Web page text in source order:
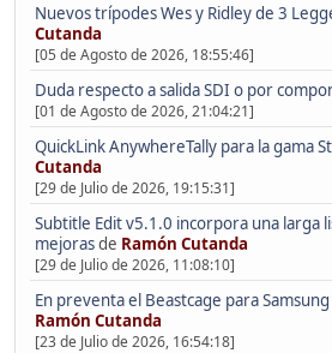
Nuevos trípodes Wes y Ridley de 3
Cutanda
[05 de Agosto de 2026, 18:55:46]
Duda respecto a salida SDI o por
[01 de Agosto de 2026, 21:04:21]
QuickLink AnywhereTally para la gama
Cutanda
[29 de Julio de 2026, 19:15:31]
Subtitle Edit v5.1.0 incorpora una larga
mejorasde Ramón Cutanda
[29 de Julio de 2026, 11:08:10]
En preventa el Beastcage para
Ramón Cutanda
[23 de Julio de 2026, 16:54:18]